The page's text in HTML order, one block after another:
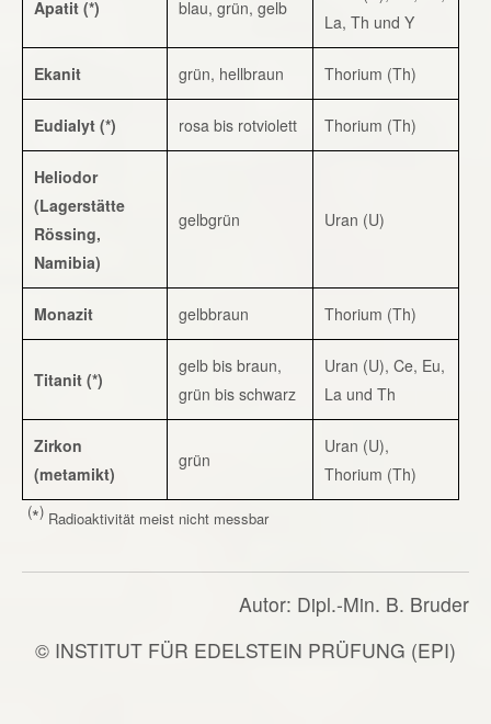
Apatit (*) blau, grün, gelb
La, Th und Y
Ekanit grün, hellbraun Thorium (Th)
Eudialyt (*) rosa bis rotviolett Thorium (Th)
Heliodor
(Lagerstätte
Rössing,
Namibia)
gelbgrün Uran (U)
Monazit gelbbraun Thorium (Th)
Titanit (*)
gelb bis braun,
grün bis schwarz
Uran (U), Ce, Eu,
La und Th
Zirkon
(metamikt)
grün
Uran (U),
Thorium (Th)
(*) Radioaktivität meist nicht messbar
Autor: Dipl.-Min. B. Bruder
© INSTITUT FÜR EDELSTEIN PRÜFUNG (EPI)